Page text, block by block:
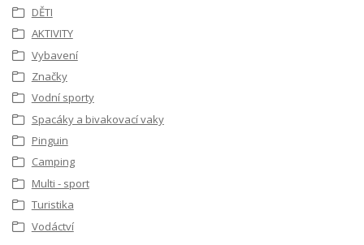
DĚTI
AKTIVITY
Vybavení
Značky
Vodní sporty
Spacáky a bivakovací vaky
Pinguin
Camping
Multi - sport
Turistika
Vodáctví